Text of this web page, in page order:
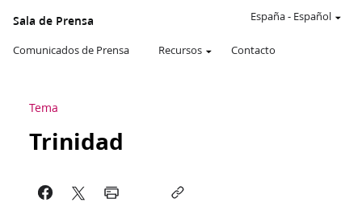
Sala de Prensa
Comunicados de Prensa Recursos Contacto
España- Español
Tema
Trinidad